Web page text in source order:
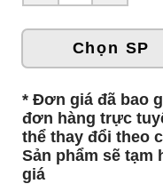
Chọn SP
* Đơn giá đã bao
đơn hàng trực
thể thay đổi theo
Sản phẩm sẽ tạm
giá